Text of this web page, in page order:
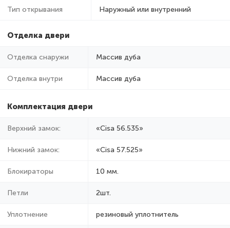
Тип открывания Наружный или внутренний
Отделка двери
Отделка снаружи Массив дуба
Отделка внутри Массив дуба
Комплектация двери
Верхний замок: «Cisa 56.535»
Нижний замок: «Cisa 57.525»
Блокираторы 10 мм.
Петли 2шт.
Уплотнение резиновый уплотнитель